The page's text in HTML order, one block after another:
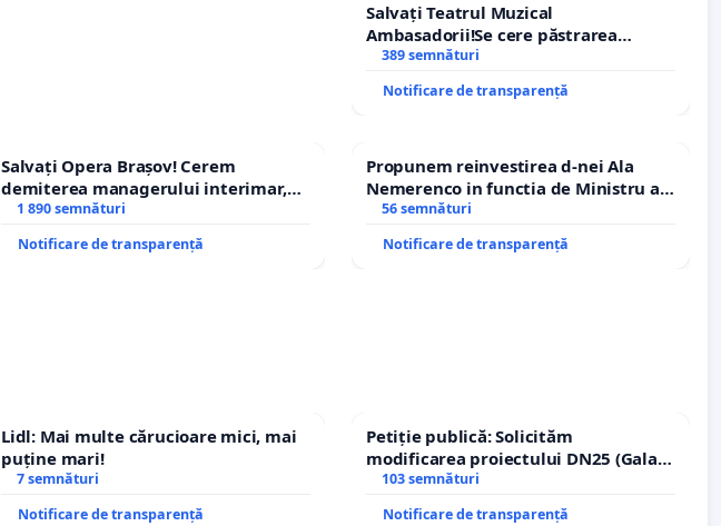
Salvați Teatrul Muzical
Ambasadorii!Se cere păstrarea
managerului general Mihai-Ciprian
ROGOJAN
389 semnături
Notificare de transparență
Salvați Opera Brașov! Cerem
demiterea managerului interimar,
Petrean Lucian-Marius!
1 890 semnături
Notificare de transparență
Propunem reinvestirea d-nei Ala
Nemerenco in functia de Ministru al
Sanatatii
56 semnături
Notificare de transparență
Lidl: Mai multe cărucioare mici, mai
puține mari!
7 semnături
Notificare de transparență
Petiție publică: Solicităm
modificarea proiectului DN25 (Galați
– Hanu Conachi) prin devierea
traseului în afara localităților!
103 semnături
Notificare de transparență